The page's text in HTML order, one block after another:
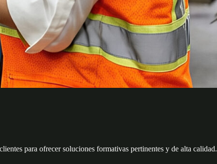
para ofrecer soluciones formativas pertinentes y de alta calidad.